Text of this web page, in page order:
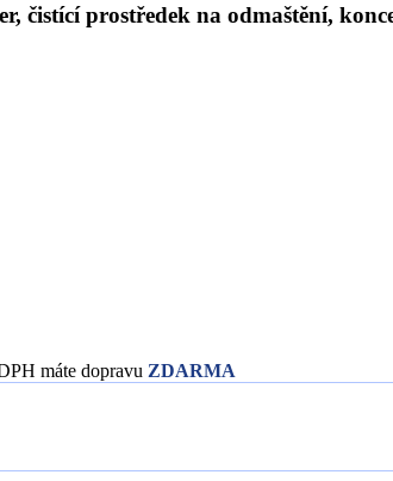
čistící prostředek na odmaštění,
máte dopravu ZDARMA